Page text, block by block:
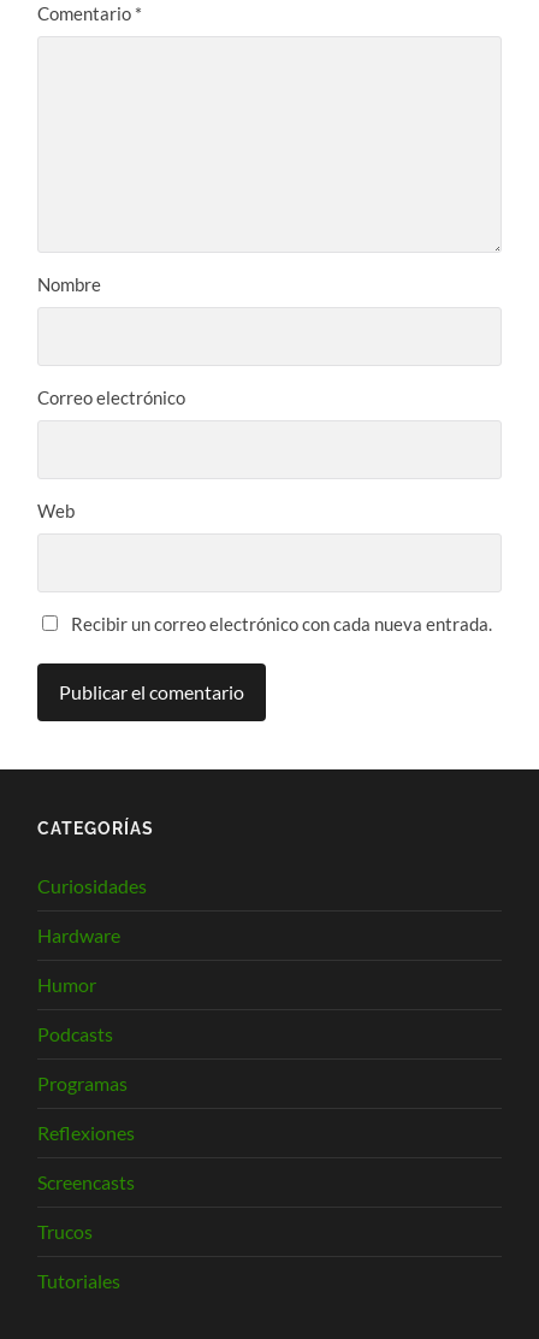
Comentario *
Nombre
Correo electrónico
Web
Recibir un correo electrónico con cada nueva entrada.
CATEGORÍAS
Curiosidades
Hardware
Humor
Podcasts
Programas
Reflexiones
Screencasts
Trucos
Tutoriales